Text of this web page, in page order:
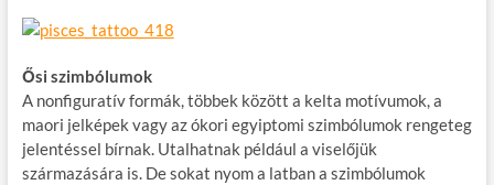
Ősi szimbólumok
A nonfiguratív formák, többek között a kelta motívumok, a
maori jelképek vagy az ókori egyiptomi szimbólumok rengeteg
jelentéssel bírnak. Utalhatnak például a viselőjük
származására is. De sokat nyom a latban a szimbólumok